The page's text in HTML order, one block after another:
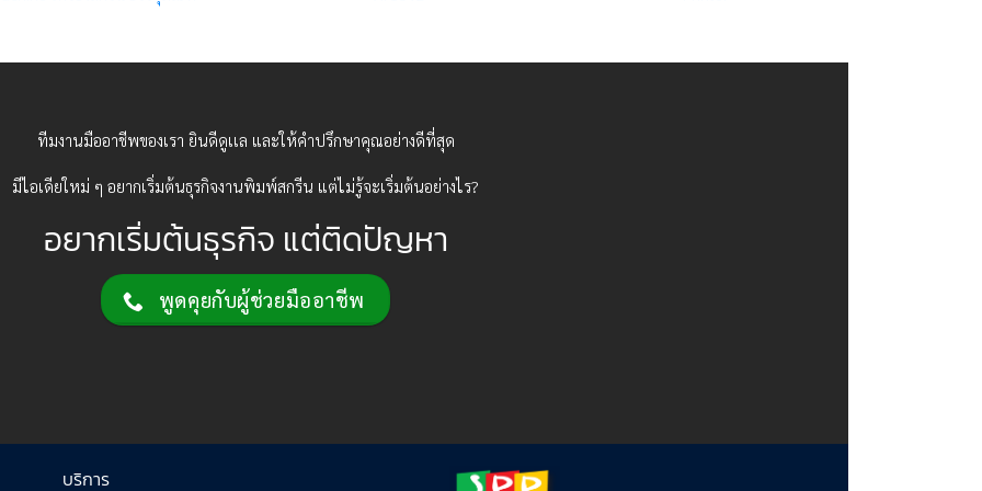
ทีมงานมืออาชีพของเรา ยินดีดูเเล และให้คำปรึกษาคุณอย่างดีที่สุด
มีไอเดียใหม่ ๆ อยากเริ่มต้นธุรกิจงานพิมพ์สกรีน แต่ไม่รู้จะเริ่มต้นอย่างไร?
อยากเริ่มต้นธุรกิจ แต่ติดปัญหา
พูดคุยกับผู้ช่วยมืออาชีพ
บริการ